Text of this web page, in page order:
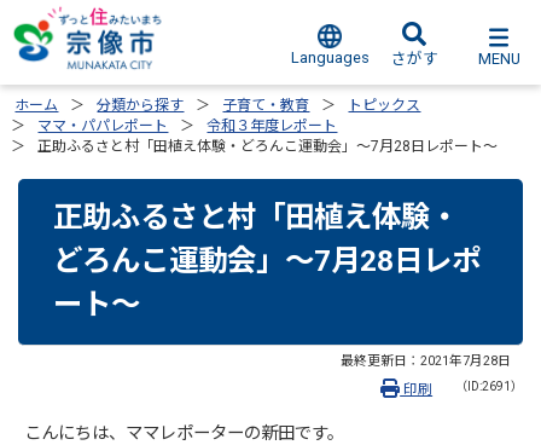
Languages さがす MENU
ホーム 分類から探す 子育て・教育
トピックス
ママ・パパレポート
令和３年度レポート
正助ふるさと村「田植え体験・どろんこ運動会」～7月28日レポート～
正助ふるさと村「田植え体験・
どろんこ運動会」～7月28日レポ
ート～
最終更新日： 2021年7月28日
（ID:2691）
印刷
こんにちは、ママレポーターの新田です。